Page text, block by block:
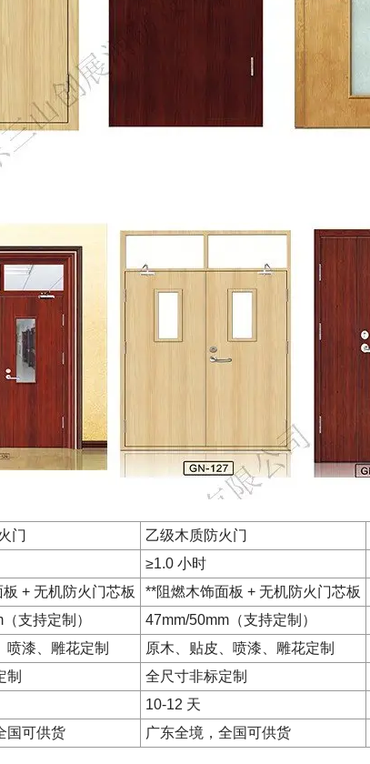
门 乙级木质防火门
≥1.0 小时
+ 无机防火门芯板 **阻燃木饰面板 + 无机防火门芯板
支持定制） 47mm/50mm（支持定制）
喷漆、雕花定制 原木、贴皮、喷漆、雕花定制
制 全尺寸非标定制
10-12 天
国可供货 广东全境，全国可供货